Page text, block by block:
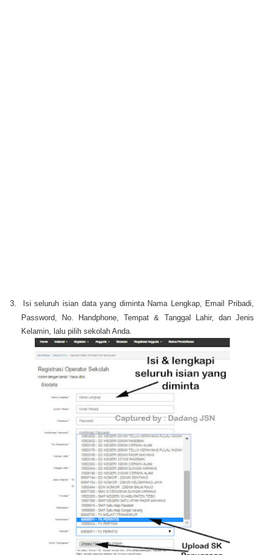
3.
Isi seluruh isian data yang diminta Nama Lengkap, Email Pribadi,
Password, No. Handphone, Tempat & Tanggal Lahir, dan Jenis
Kelamin, lalu pilih sekolah Anda.